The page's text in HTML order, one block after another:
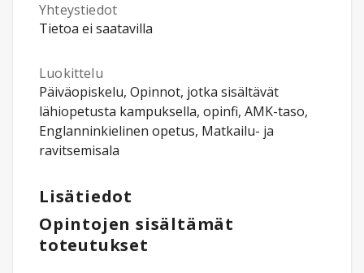
Yhteystiedot
Tietoa ei saatavilla
Luokittelu
Päiväopiskelu, Opinnot, jotka sisältävät
lähiopetusta kampuksella, opinfi, AMK-taso,
Englanninkielinen opetus, Matkailu- ja
ravitsemisala
Lisätiedot
Opintojen sisältämät
toteutukset